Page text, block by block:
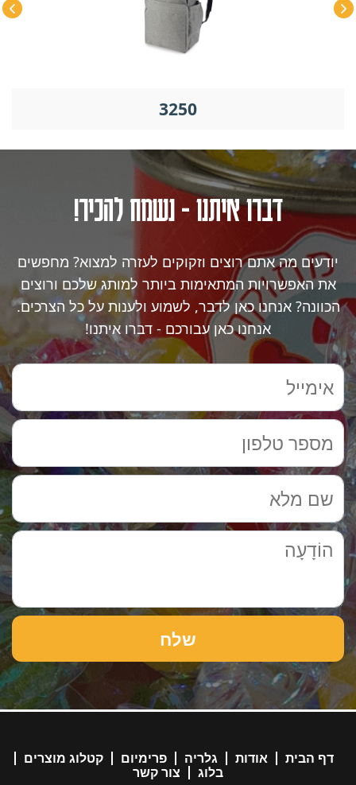
3250
דברו איתנו - נשמח להכיר!
יודעים מה אתם רוצים וזקוקים לעזרה למצוא? מחפשים
את האפשרויות המתאימות ביותר למותג שלכם ורוצים
הכוונה? אנחנו כאן לדבר, לשמוע ולענות על כל הצרכים.
אנחנו כאן עבורכם - דברו איתנו!
דף הבית אודות גלריה פרימיום
קטלוג מוצרים
בלוג
צור קשר